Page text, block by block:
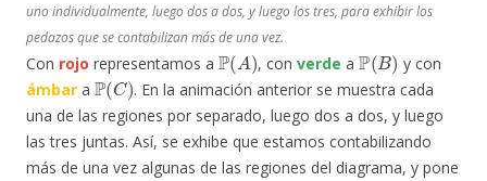
uno individualmente, luego dos a dos, y luego los tres, para exhibir los
pedazos que se contabilizan más de una vez.
Con rojo representamos a
P(A)
, converde a
P (B)
y con
ámbar a
P(C)
. En la animación anterior se muestra cada
una de las regiones por separado, luego dos a dos, y luego
las tres juntas. Así, se exhibe que estamos contabilizando
más de una vez algunas de las regiones del diagrama, y pone